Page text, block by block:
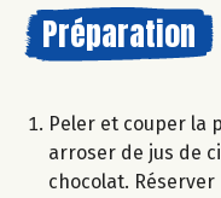
Préparation
Peler et couper la
arroser de jus de
chocolat. Réserver